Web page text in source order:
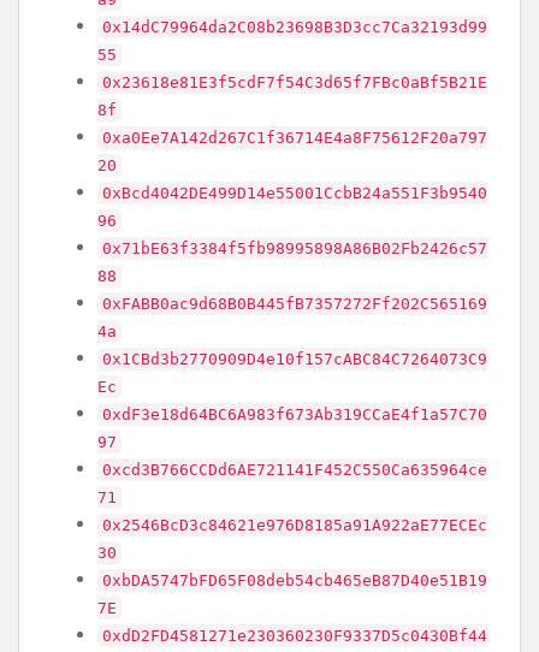
0x14dC79964da2C08b23698B3D3cc7Ca32193d99
55
0x23618e81E3f5cdF7f54C3d65f7FBc0aBf5B21E
8f
0xa0Ee7A142d267C1f36714E4a8F75612F20a797
20
0xBcd4042DE499D14e55001CcbB24a551F3b9540
96
0x71bE63f3384f5fb98995898A86B02Fb2426c57
88
0xFABB0ac9d68B0B445fB7357272Ff202C565169
4a
0x1CBd3b2770909D4e10f157cABC84C7264073C9
Ec
0xdF3e18d64BC6A983f673Ab319CCaE4f1a57C70
97
0xcd3B766CCDd6AE721141F452C550Ca635964ce
71
0x2546BcD3c84621e976D8185a91A922aE77ECEc
30
0xbDA5747bFD65F08deb54cb465eB87D40e51B19
7E
0xdD2FD4581271e230360230F9337D5c0430Bf44